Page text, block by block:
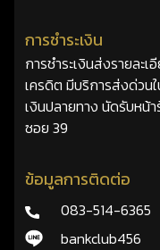
การชำระเงิน
การชำระเงินส่งรายละ
เครดิต มีบริการส่งด่วน
เงินปลายทาง นัดรับหน้
ซอย 39
ข้อมูลการติดต่อ
083-514-6365
bankclub456